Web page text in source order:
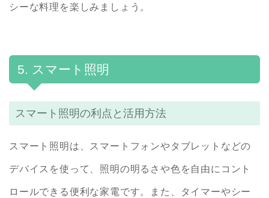
シーな料理を楽しみましょう。
5. スマート照明
スマート照明の利点と活用方法
スマート照明は、スマートフォンやタブレットなどの
デバイスを使って、照明の明るさや色を自由にコント
ロールできる便利な家電です。また、タイマーやシー